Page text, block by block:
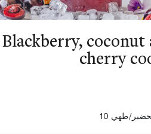
Blackberry, coconut
cherry
طهي